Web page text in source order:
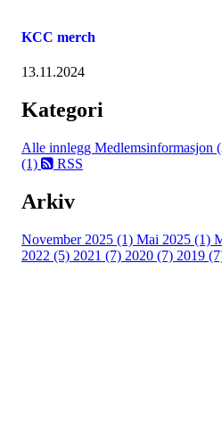
KCC merch
13.11.2024
Kategori
Alle innlegg Medlemsinformasjon
(1)
RSS
Arkiv
November 2025 (1) Mai 2025 (1)
2022 (5) 2021 (7) 2020 (7) 2019